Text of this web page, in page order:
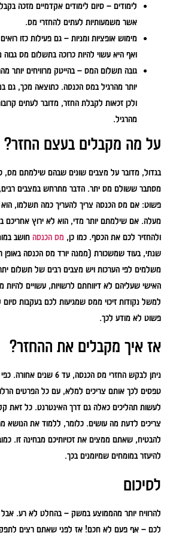
לימודים – סיום לימודים אקדמיים מזכה
אשר משמעותיות לעתים להחזרי מס.
מימוש אופציות ומניות – גם פעילות כזו
ואף היא עשוי להיות כרוכה בתשלום מס גבוה
גובה תשלום המס – בהייטק מרוויחים יותר
יותר מהרגיל במס הכנסה. כתוצאה מכך, גם
ולכן זכאות לקבלת החזר, מדובר לעתים
מהרגיל.
על מה מקבלים בעצם החזר?
בגדול, מדובר על מצבים שונים שבהם שילמתם מס,
מסתבר ששולם מס יתר. הדבר מתרחש במצבים רבים,
פשוט: אם מס הכנסה צריך להעריך כמה תשלמו, הוא
מעלה. אם שילמתם יותר מדי, הוא לא ירוץ אחריכם
ולהחזיר לכם את הכסף. כמו כן, מס הכנסה חושב
שנתי, בעוד שמשכורת (ממנה יורד מס הכנסה באופן
משלמים לפי הערכות ויש מצבים רבים של תשלום
האישי שעליהם לא דיווחתם לרשויות, עשויים להיות
למשל נקודות זיכוי ממס שמגיעות לכם בעקבות סיום
פשוט לא מודע לכך.
אז איך מקבלים את ההחזר?
ניתן לבקש החזרי מס הכנסה, עד
טפסים לכך אותם צריכים למלא, עם כל הפרטים
לעשות תהליכים כאלה גם דרך האינטרנט. כל זאת
צריכים לדעת מה עושים. כלומר, ללמוד את הנושא
להבטיח, שאתם ממצים את זכויותיכם מבחינה זו.
להיעזר במומחים שמיומנים בכך.
לסיכום
להרוויח יותר מהממוצע במשק – בהחלט לא רע.
לכם – אף פעם לא חכם! אז לפני שאתם רצים